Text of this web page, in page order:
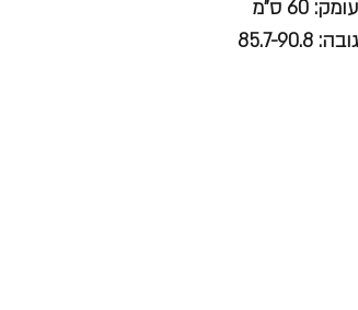
עומק: 60 ס"מ
גובה: 85.7-90.8